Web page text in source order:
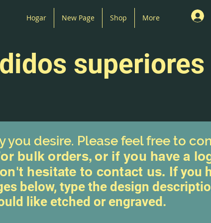
Hogar New Page Shop More
superiores
you desire. Please feel free to
bulk orders, or if you have a
hesitate to contact us. If you
below, type the design
like etched or engraved.